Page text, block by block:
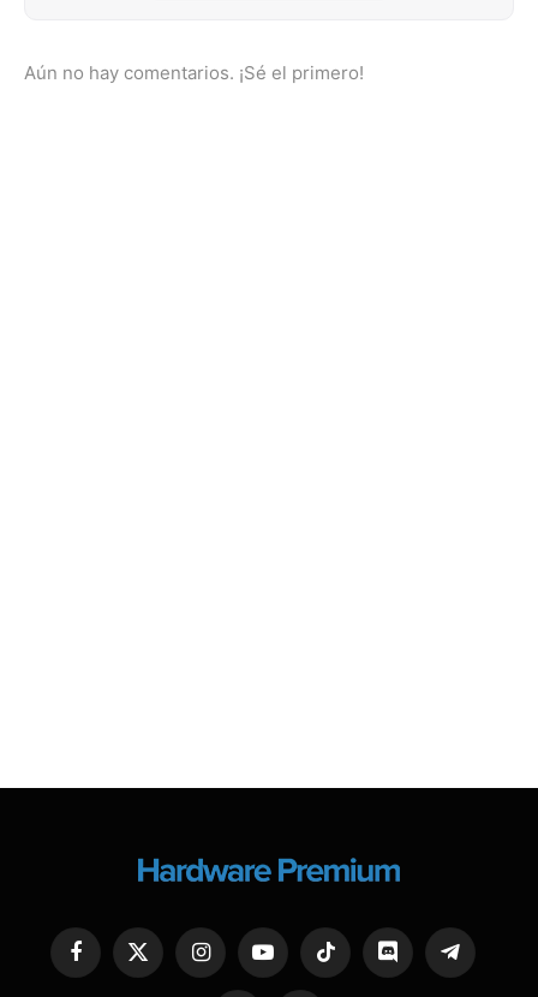
Aún no hay comentarios. ¡Sé el primero!
Facebook
X
(Twitter)
InstagramYouTubeTikTok Discord Telegram